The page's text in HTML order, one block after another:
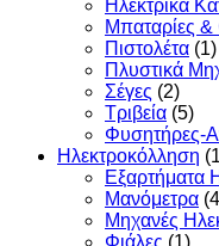
Ηλεκτρικά
Μπαταρίες &
Πιστολέτα (1)
Πλυστικά
Σέγες (2)
Τριβεία (5)
Φυσητήρες-
Ηλεκτροκόλληση
Εξαρτήματα
Μανόμετρα
Μηχανές
Φιάλες (1)